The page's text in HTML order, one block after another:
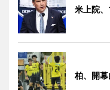
米上院
柏、開